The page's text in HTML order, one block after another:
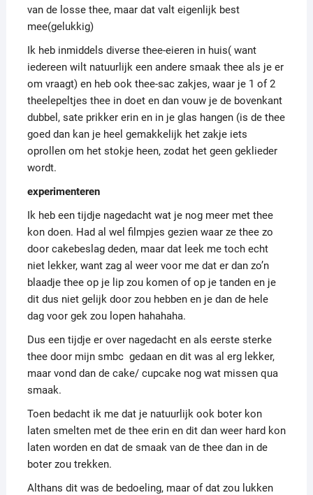
van de losse thee, maar dat valt eigenlijk best
mee(gelukkig)
Ik heb inmiddels diverse thee-eieren in huis( want
iedereen wilt natuurlijk een andere smaak thee als je er
om vraagt) en heb ook thee-sac zakjes, waar je 1 of 2
theelepeltjes thee in doet en dan vouw je de bovenkant
dubbel, sate prikker erin en in je glas hangen (is de thee
goed dan kan je heel gemakkelijk het zakje iets
oprollen om het stokje heen, zodat het geen geklieder
wordt.
experimenteren
Ik heb een tijdje nagedacht wat je nog meer met thee
kon doen. Had al wel filmpjes gezien waar ze thee zo
door cakebeslag deden, maar dat leek me toch echt
niet lekker, want zag al weer voor me dat er dan zo’n
blaadje thee op je lip zou komen of op je tanden en je
dit dus niet gelijk door zou hebben en je dan de hele
dag voor gek zou lopen hahahaha.
Dus een tijdje er over nagedacht en als eerste sterke
thee door mijn smbc gedaan en dit was al erg lekker,
maar vond dan de cake/ cupcake nog wat missen qua
smaak.
Toen bedacht ik me dat je natuurlijk ook boter kon
laten smelten met de thee erin en dit dan weer hard kon
laten worden en dat de smaak van de thee dan in de
boter zou trekken.
Althans dit was de bedoeling, maar of dat zou lukken